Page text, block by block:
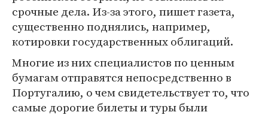
срочные дела. Из-за этого, пишет газета,
существенно поднялись, например,
котировки государственных облигаций.
Многие из них специалистов по ценным
бумагам отправятся непосредственно в
Португалию, о чем свидетельствует то, что
самые дорогие билеты и туры были